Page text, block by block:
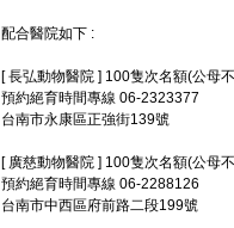
配合醫院如下 :
[ 長弘動物醫院 ] 100隻次名額(公母
預約絕育時間專線 06-2323377
台南市永康區正強街139號
[ 廣慈動物醫院 ] 100隻次名額(公母
預約絕育時間專線 06-2288126
台南市中西區府前路二段199號